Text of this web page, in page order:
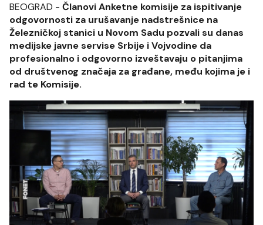
BEOGRAD - Članovi Anketne komisije za ispitivanje
odgovornosti za urušavanje nadstrešnice na
Železničkoj stanici u Novom Sadu pozvali su danas
medijske javne servise Srbije i Vojvodine da
profesionalno i odgovorno izveštavaju o pitanjima
od društvenog značaja za građane, među kojima je i
rad te Komisije.